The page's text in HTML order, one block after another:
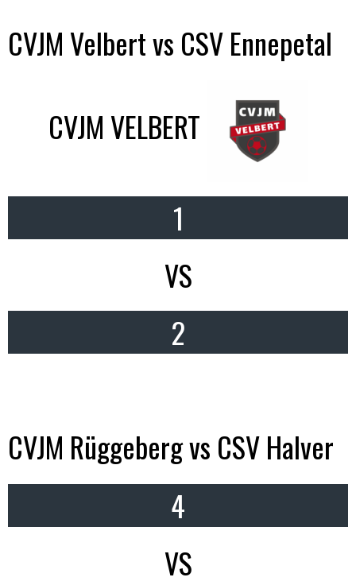
CVJM Velbert vs CSV Ennepetal
CVJM VELBERT
1
VS
2
CVJM Rüggeberg vs CSV Halver
4
VS